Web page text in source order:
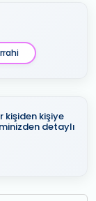
kişiden kişiye
detaylı